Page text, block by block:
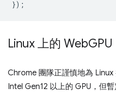
});
Linux 上的 WebGPU
Chrome 團隊正謹慎地為
Intel Gen12 以上的 GPU，但